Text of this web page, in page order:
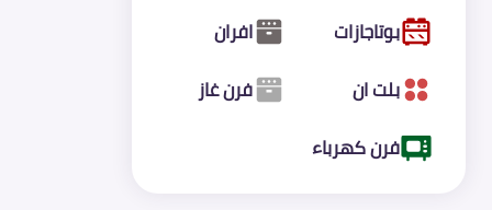
بوتاجازات
افران
بلت ان
فرن غاز
فرن كهرباء